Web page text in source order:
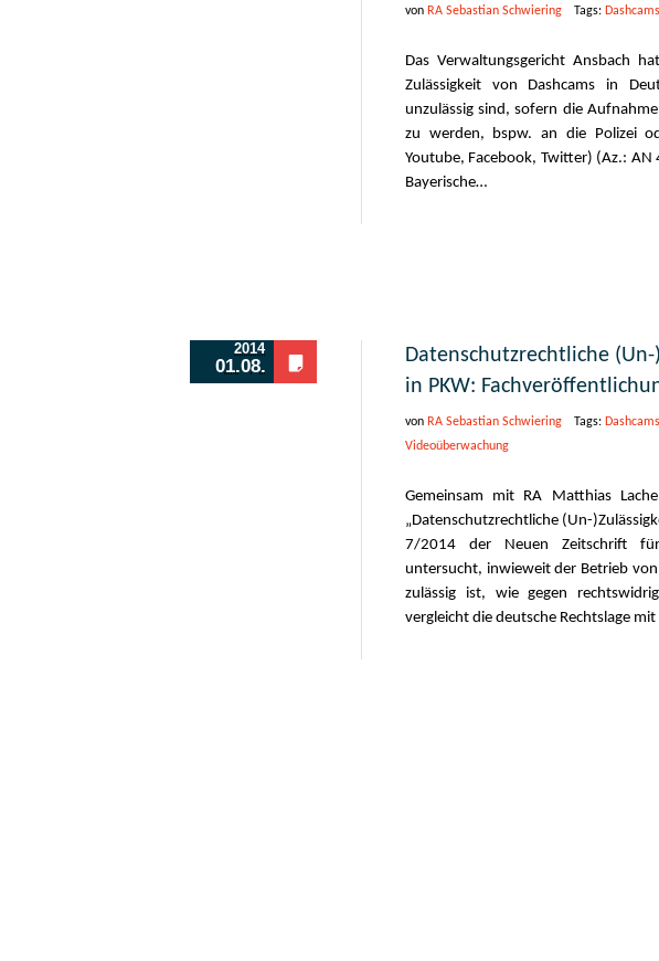
von RA Sebastian Schwiering Tags: Dashcams
Das Verwaltungsgericht Ansbach
Zulässigkeit von Dashcams in
unzulässig sind, sofern die
zu werden, bspw. an die Polizei
Youtube, Facebook, Twitter) (Az.:
Bayerische…
2014
01.08.
Datenschutzrechtliche
in PKW:
von RA Sebastian Schwiering Tags: Dashcams
Videoüberwachung
Gemeinsam mit RA Matthias
„Datenschutzrechtliche (Un-
7/2014 der Neuen Zeitschrift
untersucht, inwieweit der Betrieb
zulässig ist, wie gegen
vergleicht die deutsche Rechtslage